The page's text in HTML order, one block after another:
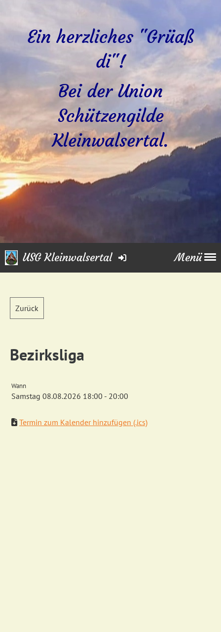
Ein herzliches "Grüaß
di"!
Bei der Union
Schützengilde
Kleinwalsertal.
Menü
USG Kleinwalsertal
Zurück
Bezirksliga
Wann
Samstag 08.08.2026 18:00 - 20:00
Termin zum Kalender hinzufügen (.ics)